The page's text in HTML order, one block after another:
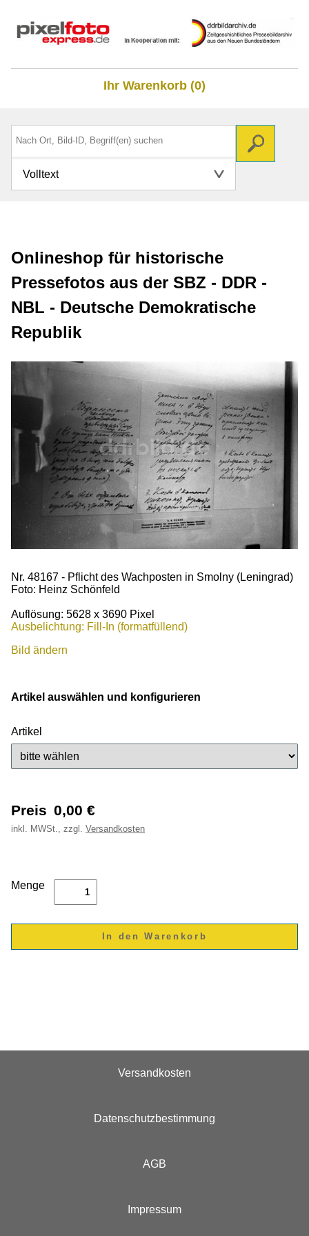
Ihr Warenkorb (0)
Volltext
Onlineshop für historische
Pressefotos aus der SBZ - DDR -
NBL - Deutsche Demokratische
Republik
Nr. 48167 - Pflicht des Wachposten in Smolny (Leningrad)
Foto: Heinz Schönfeld
Auflösung: 5628 x 3690 Pixel
Ausbelichtung: Fill-In (formatfüllend)
Bild ändern
Artikel auswählen und konfigurieren
Artikel
Preis 0,00 €
inkl. MWSt., zzgl. Versandkosten
Menge
Versandkosten
Datenschutzbestimmung
AGB
Impressum